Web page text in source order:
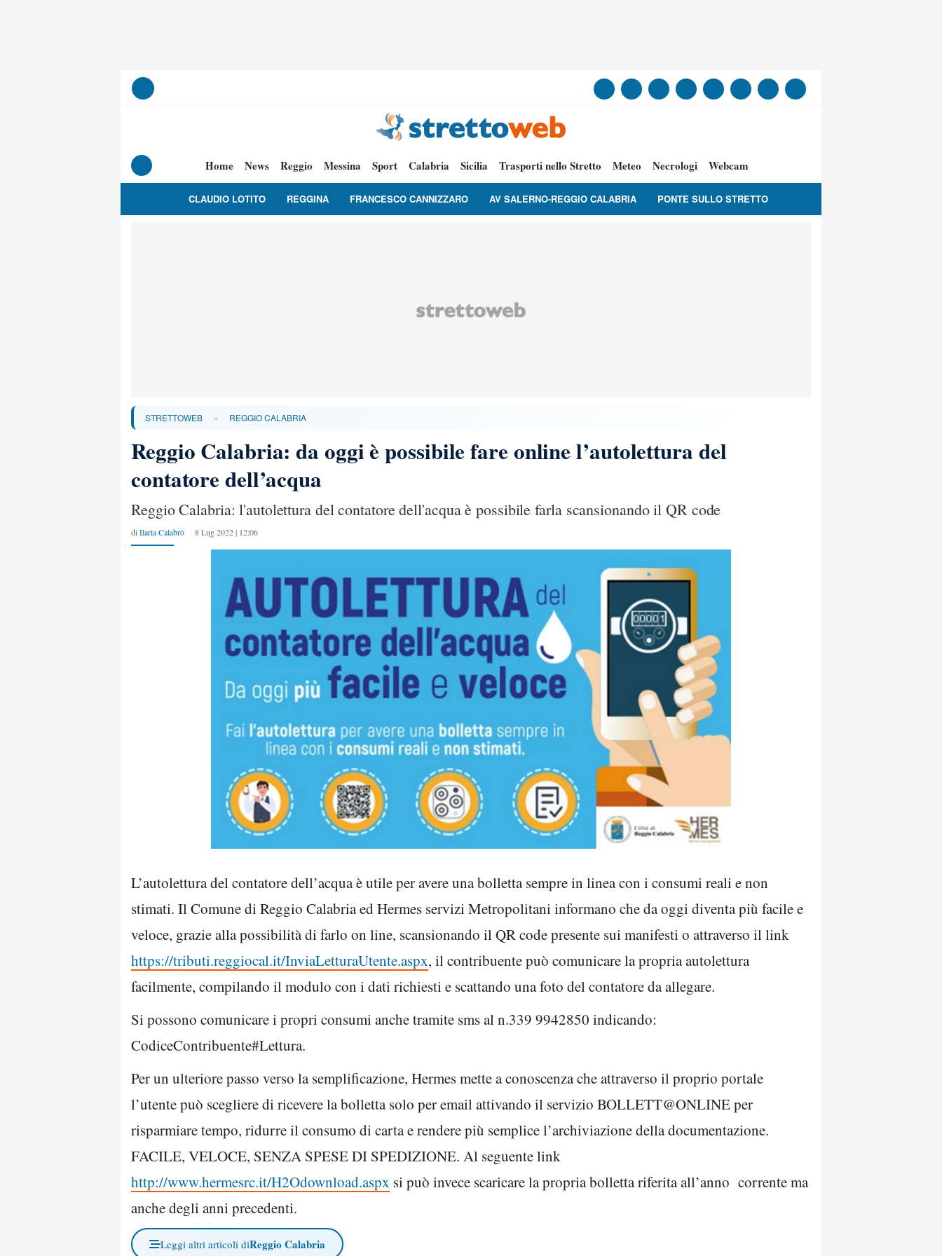
Home News Reggio Messina Sport Calabria Sicilia Trasporti nello Stretto Meteo Necrologi Webcam
CLAUDIO LOTITO REGGINA FRANCESCO CANNIZZARO AV SALERNO-REGGIO CALABRIA PONTE SULLO STRETTO
STRETTOWEB » REGGIO CALABRIA
Reggio Calabria: da oggi è possibile fare online l’autolettura del
contatore dell’acqua
Reggio Calabria: l'autolettura del contatore dell'acqua è possibile farla scansionando il QR code
di Ilaria Calabrò 8 Lug 2022 | 12:06
L’autolettura del contatore dell’acqua è utile per avere una bolletta sempre in linea con i consumi reali e non
stimati. Il Comune di Reggio Calabria ed Hermes servizi Metropolitani informano che da oggi diventa più facile e
veloce, grazie alla possibilità di farlo on line, scansionando il QR code presente sui manifesti o attraverso il link
https://tributi.reggiocal.it/InviaLetturaUtente.aspx, il contribuente può comunicare la propria autolettura
facilmente, compilando il modulo con i dati richiesti e scattando una foto del contatore da allegare.
Si possono comunicare i propri consumi anche tramite sms al n.339 9942850 indicando:
CodiceContribuente#Lettura.
Per un ulteriore passo verso la semplificazione, Hermes mette a conoscenza che attraverso il proprio portale
l’utente può scegliere di ricevere la bolletta solo per email attivando il servizio BOLLETT@ONLINE per
risparmiare tempo, ridurre il consumo di carta e rendere più semplice l’archiviazione della documentazione.
FACILE, VELOCE, SENZA SPESE DI SPEDIZIONE. Al seguente link
http://www.hermesrc.it/H2Odownload.aspx si può invece scaricare la propria bolletta riferita all’anno corrente ma
anche degli anni precedenti.
Leggi altri articoli diReggio Calabria